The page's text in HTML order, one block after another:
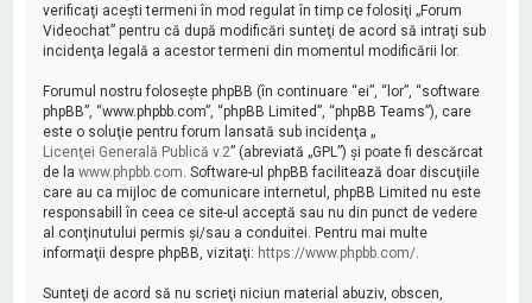
verificaţi aceşti termeni în mod regulat în timp ce folosiţi „Forum
Videochat” pentru că după modificări sunteţi de acord să intraţi sub
incidenţa legală a acestor termeni din momentul modificării lor.
Forumul nostru foloseşte phpBB (în continuare “ei”, “lor”, “software
phpBB”, “www.phpbb.com”, “phpBB Limited”, “phpBB Teams”), care
este o soluţie pentru forum lansată sub incidenţa „
Licenţei Generală Publică v.2” (abreviată „GPL”) şi poate fi descărcat
de lawww.phpbb.com. Software-ul phpBB facilitează doar discuţiile
care au ca mijloc de comunicare internetul, phpBB Limited nu este
responsabill în ceea ce site-ul acceptă sau nu din punct de vedere
al conţinutului permis şi/sau a conduitei. Pentru mai multe
informaţii despre phpBB, vizitaţi: https://www.phpbb.com/.
Sunteţi de acord să nu scrieţi niciun material abuziv, obscen,